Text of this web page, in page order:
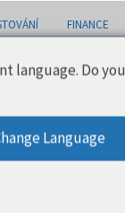
FINANCE
language. Do you
Language